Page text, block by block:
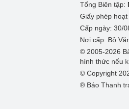
Tổng Biên tập:
Giấy phép
Cấp ngày: 30/
Nơi cấp: Bộ
© 2005-2026
hình thức nếu
© Copyright
® Báo Thanh